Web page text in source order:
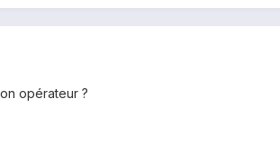
opérateur ?